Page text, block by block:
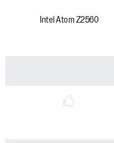
Intel Atom Z2560